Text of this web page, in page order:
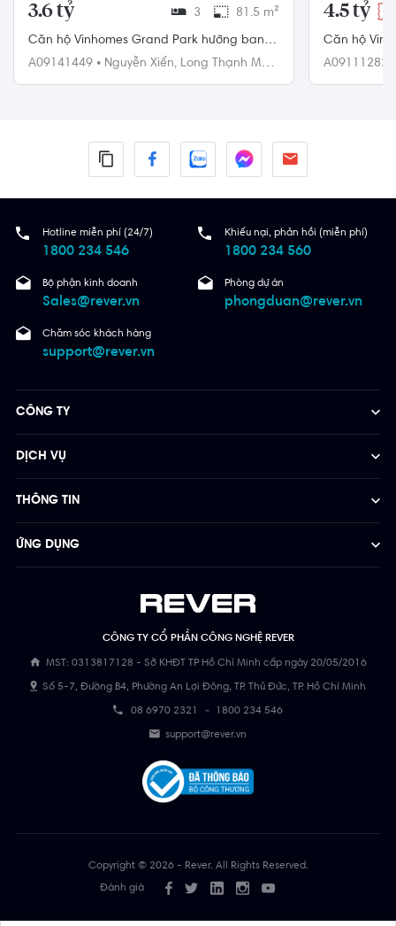
3.6 tỷ 3 81.5 m²
Căn hộ Vinhomes Grand Park hướng ban
công đông bắc đầy đủ nội thất diện tích
A09141449 • Nguyễn Xiển, Long Thạnh Mỹ,
4.5 tỷ
Căn hộ
ngủ, đầy đủ
A09111282
Hotline miễn phí (24/7)
1800 234 546
Khiếu nại, phản hồi (miễn phí)
1800 234 560
Bộ phận kinh doanh
Sales@rever.vn
Phòng dự án
phongduan@rever.vn
Chăm sóc khách hàng
support@rever.vn
CÔNG TY CỔ PHẦN CÔNG NGHỆ REVER
MST: 0313817128 - Sở KHĐT TP Hồ Chí Minh cấp ngày 20/05/2016
Số 5-7, Đường B4, Phường An Lợi Đông, TP. Thủ Đức, TP. Hồ Chí Minh
08 6970 2321 - 1800 234 546
support@rever.vn
CÔNG TY
DỊCH VỤ
THÔNG TIN
ỨNG DỤNG
Copyright © 2026 - Rever. All Rights Reserved.
Đánh giá